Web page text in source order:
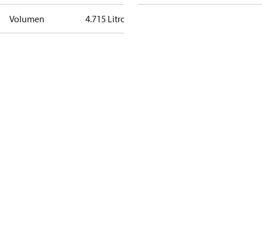
Volumen 4.715 Litro